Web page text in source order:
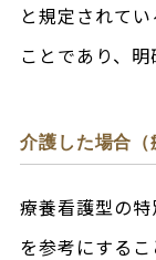
と規定されて
ことであり、
介護した場合（
療養看護型の
を参考にするこ